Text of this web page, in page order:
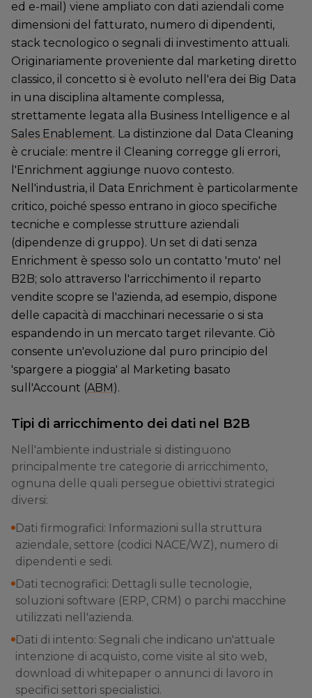
ed e-mail) viene ampliato con dati aziendali come
dimensioni del fatturato, numero di dipendenti,
stack tecnologico o segnali di investimento attuali.
Originariamente proveniente dal marketing diretto
classico, il concetto si è evoluto nell'era dei Big Data
in una disciplina altamente complessa,
strettamente legata alla Business Intelligence e al
Sales Enablement. La distinzione dal Data Cleaning
è cruciale: mentre il Cleaning corregge gli errori,
l'Enrichment aggiunge nuovo contesto.
Nell'industria, il Data Enrichment è particolarmente
critico, poiché spesso entrano in gioco specifiche
tecniche e complesse strutture aziendali
(dipendenze di gruppo). Un set di dati senza
Enrichment è spesso solo un contatto 'muto' nel
B2B; solo attraverso l'arricchimento il reparto
vendite scopre se l'azienda, ad esempio, dispone
delle capacità di macchinari necessarie o si sta
espandendo in un mercato target rilevante. Ciò
consente un'evoluzione dal puro principio del
'spargere a pioggia' al Marketing basato
sull'Account (ABM).
Tipi di arricchimento dei dati nel B2B
Nell'ambiente industriale si distinguono
principalmente tre categorie di arricchimento,
ognuna delle quali persegue obiettivi strategici
diversi:
Dati firmografici: Informazioni sulla struttura
aziendale, settore (codici NACE/WZ), numero di
dipendenti e sedi.
Dati tecnografici: Dettagli sulle tecnologie,
soluzioni software (ERP, CRM) o parchi macchine
utilizzati nell'azienda.
Dati di intento: Segnali che indicano un'attuale
intenzione di acquisto, come visite al sito web,
download di whitepaper o annunci di lavoro in
specifici settori specialistici.